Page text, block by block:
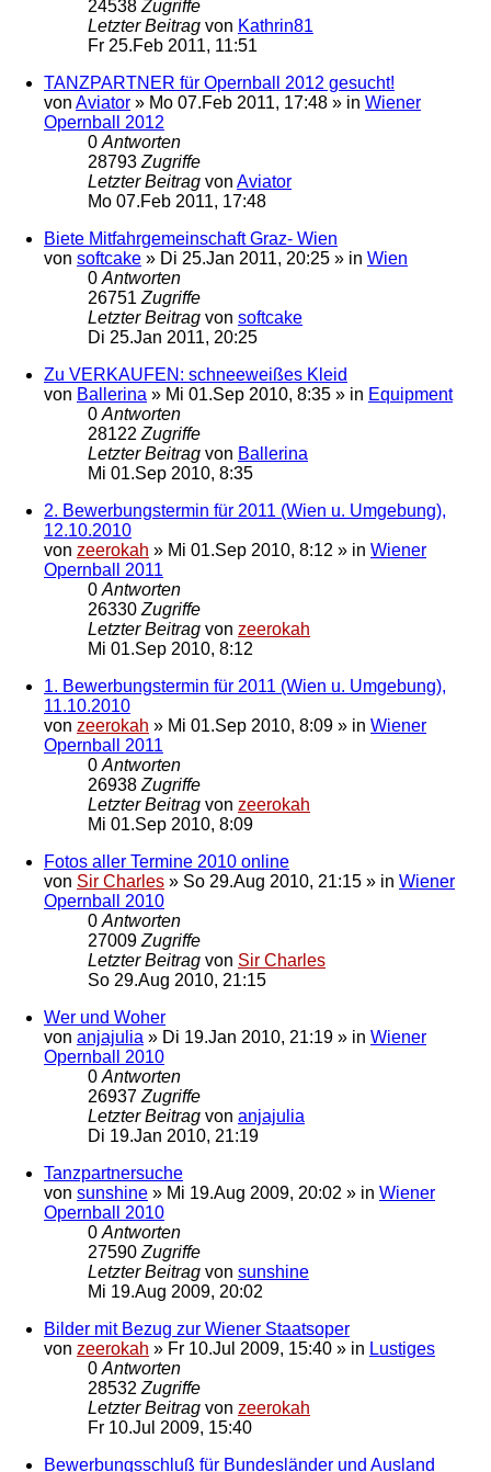
24538 Zugriffe
Letzter Beitrag von Kathrin81
Fr 25.Feb 2011, 11:51
TANZPARTNER für Opernball 2012 gesucht!
von Aviator » Mo 07.Feb 2011, 17:48 » in Wiener
Opernball 2012
0 Antworten
28793 Zugriffe
Letzter Beitrag von Aviator
Mo 07.Feb 2011, 17:48
Biete Mitfahrgemeinschaft Graz- Wien
von softcake » Di 25.Jan 2011, 20:25 » in Wien
0 Antworten
26751 Zugriffe
Letzter Beitrag von softcake
Di 25.Jan 2011, 20:25
Zu VERKAUFEN: schneeweißes Kleid
von Ballerina » Mi 01.Sep 2010, 8:35 » in Equipment
0 Antworten
28122 Zugriffe
Letzter Beitrag von Ballerina
Mi 01.Sep 2010, 8:35
2. Bewerbungstermin für 2011 (Wien u. Umgebung),
12.10.2010
von zeerokah » Mi 01.Sep 2010, 8:12 » in Wiener
Opernball 2011
0 Antworten
26330 Zugriffe
Letzter Beitrag von zeerokah
Mi 01.Sep 2010, 8:12
1. Bewerbungstermin für 2011 (Wien u. Umgebung),
11.10.2010
von zeerokah » Mi 01.Sep 2010, 8:09 » in Wiener
Opernball 2011
0 Antworten
26938 Zugriffe
Letzter Beitrag von zeerokah
Mi 01.Sep 2010, 8:09
Fotos aller Termine 2010 online
von Sir Charles » So 29.Aug 2010, 21:15 » in Wiener
Opernball 2010
0 Antworten
27009 Zugriffe
Letzter Beitrag von Sir Charles
So 29.Aug 2010, 21:15
Wer und Woher
von anjajulia » Di 19.Jan 2010, 21:19 » in Wiener
Opernball 2010
0 Antworten
26937 Zugriffe
Letzter Beitrag von anjajulia
Di 19.Jan 2010, 21:19
Tanzpartnersuche
von sunshine » Mi 19.Aug 2009, 20:02 » in Wiener
Opernball 2010
0 Antworten
27590 Zugriffe
Letzter Beitrag von sunshine
Mi 19.Aug 2009, 20:02
Bilder mit Bezug zur Wiener Staatsoper
von zeerokah » Fr 10.Jul 2009, 15:40 » in Lustiges
0 Antworten
28532 Zugriffe
Letzter Beitrag von zeerokah
Fr 10.Jul 2009, 15:40
Bewerbungsschluß für Bundesländer und Ausland